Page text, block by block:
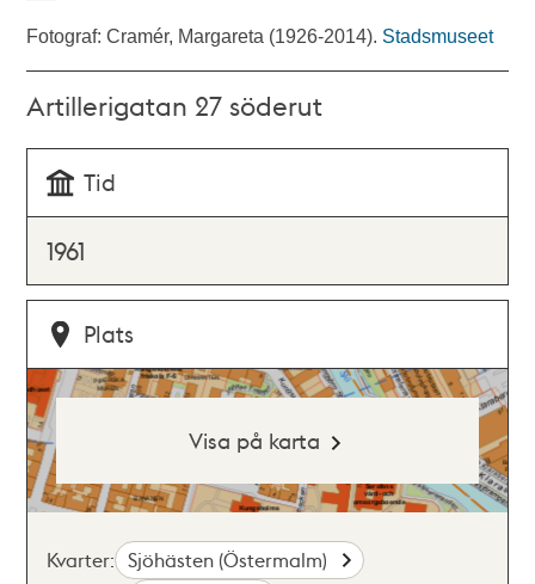
Fotograf: Cramér, Margareta (1926-2014). Stadsmuseet
Artillerigatan 27 söderut
Tid
1961
Plats
Visa på karta
Kvarter: Sjöhästen (Östermalm)